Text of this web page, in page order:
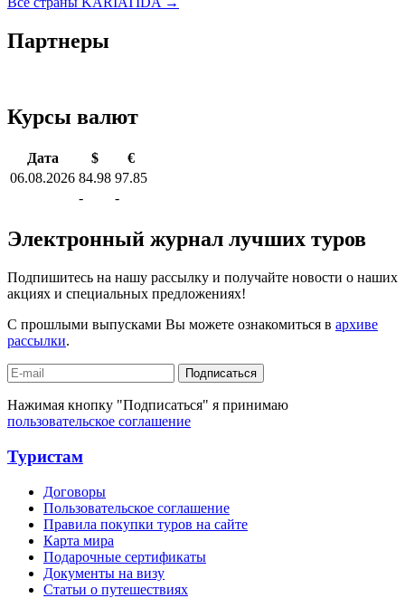
Партнеры
Курсы валют
Дата $
€
06.08.2026 84.98 97.85
-
-
Электронный журнал лучших туров
Подпишитесь на нашу рассылку и получайте новости о наших
акциях и специальных предложениях!
С прошлыми выпусками Вы можете ознакомиться в архиве
рассылки.
Подписаться
Нажимая кнопку "Подписаться" я принимаю
пользовательское соглашение
Туристам
Договоры
Пользовательское соглашение
Правила покупки туров на сайте
Карта мира
Подарочные сертификаты
Документы на визу
Статьи о путешествиях